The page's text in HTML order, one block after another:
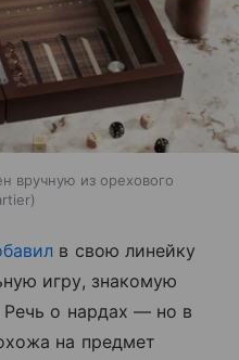
вручную из орехового
в свою линейку
игру, знакомую
о нардах — но в
на предмет